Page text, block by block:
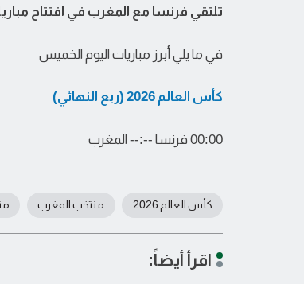
تلتقي فرنسا مع المغرب في افتتاح مباريات
في ما يلي أبرز مباريات اليوم الخميس
كأس العالم 2026 (ربع النهائي)
00:00 فرنسا --:-- المغرب
كأس العالم 2026 منتخب المغرب
اقرأ أيضاً: